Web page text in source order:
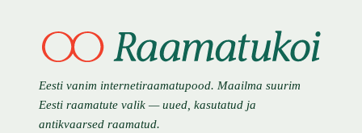
Eesti vanim internetiraamatupood. Maailma suurim
Eesti raamatute valik — uued, kasutatud ja
antikvaarsed raamatud.